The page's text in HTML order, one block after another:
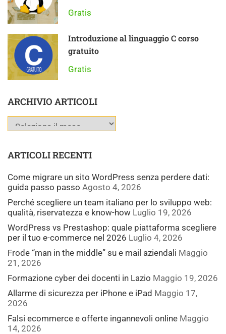
Gratis
Introduzione al linguaggio C corso
gratuito
Gratis
ARCHIVIO ARTICOLI
ARTICOLI RECENTI
Come migrare un sito WordPress senza perdere dati:
guida passo passo Agosto 4, 2026
Perché scegliere un team italiano per lo sviluppo web:
qualità, riservatezza e know-how Luglio 19, 2026
WordPress vs Prestashop: quale piattaforma scegliere
per il tuo e-commerce nel 2026 Luglio 4, 2026
Frode “man in the middle” su e mail aziendali Maggio
21, 2026
Formazione cyber dei docenti in Lazio Maggio 19, 2026
Allarme di sicurezza per iPhone e iPad Maggio 17,
2026
Falsi ecommerce e offerte ingannevoli online Maggio
14, 2026